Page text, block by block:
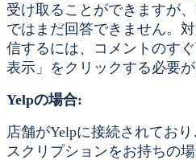
受け取ることができますが
ではまだ回答できません。
信するには、コメントのす
表示」をクリックする必要が
Yelpの場合:
店舗がYelpに接続されており
スクリプションをお持ちの